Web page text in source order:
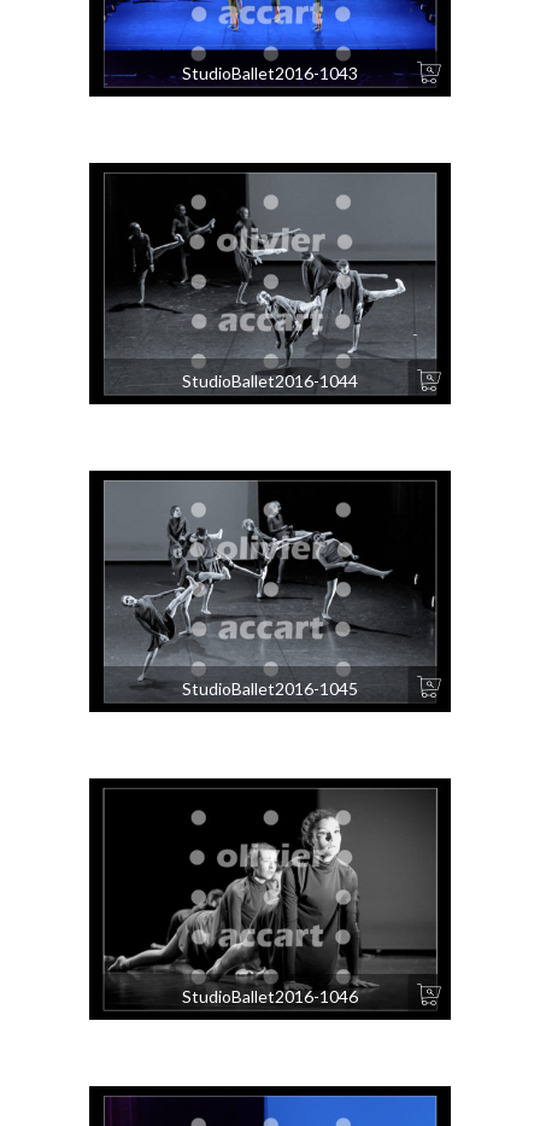
StudioBallet2016-1043
StudioBallet2016-1044
StudioBallet2016-1045
StudioBallet2016-1046